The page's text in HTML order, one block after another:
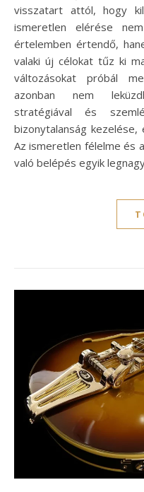
visszatart attól, hogy
ismeretlen elérése
értelemben értendő,
valaki új célokat tűz ki
változásokat próbál
azonban nem
stratégiával és
bizonytalanság
Az ismeretlen félelme és
való belépés egyik